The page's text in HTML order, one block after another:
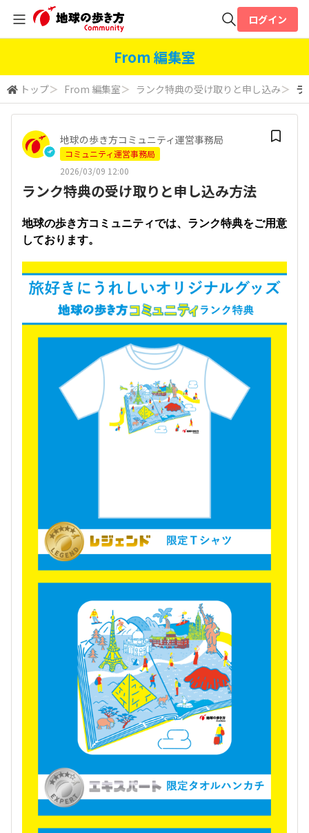
検索
ログイン
From 編集室
トップ＞ From 編集室＞ ランク特典の受け取りと申し込み＞ ラ
地球の歩き方コミュニティ運営事務局
コミュニティ運営事務局
2026/03/09 12:00
ランク特典の受け取りと申し込み方法
地球の歩き方コミュニティでは、ランク特典をご用意
しております。